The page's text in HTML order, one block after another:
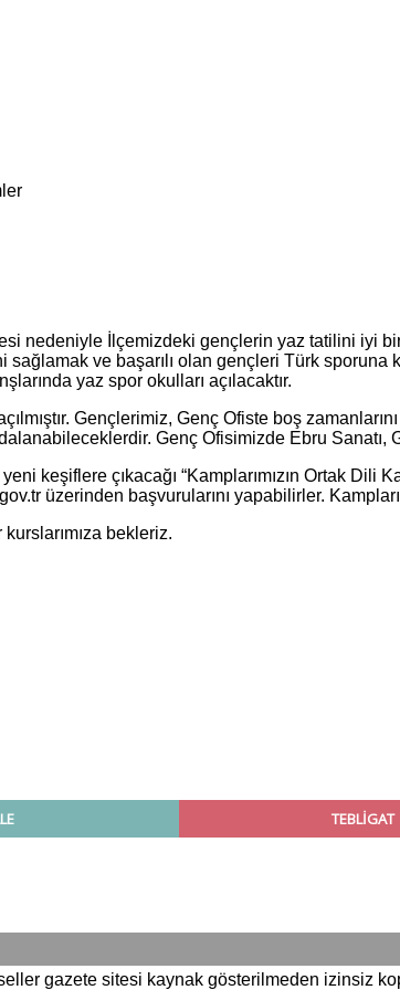
nedeniyle İlçemizdeki gençlerin yaz tatilini iyi
ve başarılı olan gençleri Türk
yaz spor okulları açılacaktır.
Gençlerimiz, Genç Ofiste boş
Genç Ofisimizde Ebru Sanatı,
keşiflere çıkacağı “Kamplarımızın Ortak Dili
üzerinden başvurularını yapabilirler.
bekleriz.
gazete sitesi kaynak gösterilmeden izinsiz